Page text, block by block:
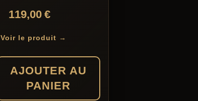
119,00€
Voir le produit →
AJOUTER AU
PANIER